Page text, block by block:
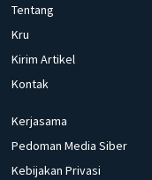
Tentang
Kru
Kirim Artikel
Kontak
Kerjasama
Pedoman Media Siber
Kebijakan Privasi